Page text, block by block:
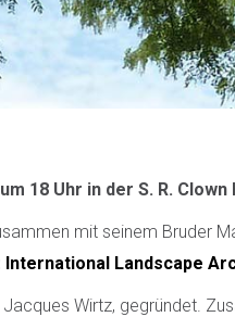
18 Uhr in der S. R.
mit seinem Bruder
International Landscape
Wirtz, gegründet.